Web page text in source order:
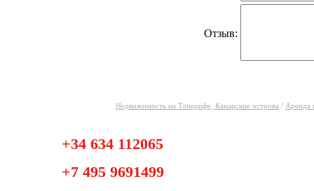
Отзыв:
Недвижимость на Тенерифе, Канарские острова / Аренда
+34 634 112065
+7 495 9691499